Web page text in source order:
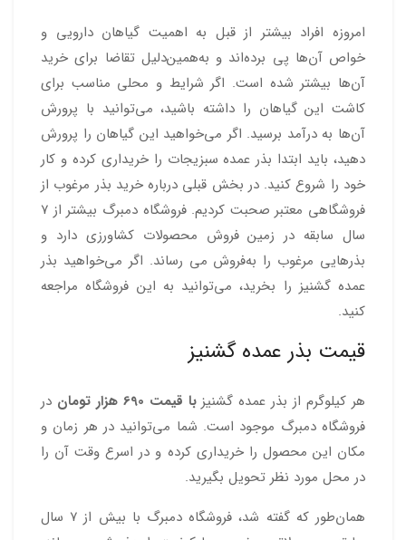
امروزه افراد بیشتر از قبل به اهمیت گیاهان دارویی و
خواص آن‌ها پی برده‌اند و به‌همین‌دلیل تقاضا برای خرید
آن‌ها بیشتر شده است. اگر شرایط و محلی مناسب برای
کاشت این گیاهان را داشته باشید، می‌توانید با پرورش
آن‌ها به درآمد برسید. اگر می‌خواهید این گیاهان را پرورش
دهید، باید ابتدا بذر عمده سبزیجات را خریداری کرده و کار
خود را شروع کنید. در بخش قبلی درباره خرید بذر مرغوب از
فروشگاهی معتبر صحبت کردیم. فروشگاه دمبرگ بیشتر از ۷
سال سابقه در زمین فروش محصولات کشاورزی دارد و
بذرهایی مرغوب را به‌فروش می رساند. اگر می‌خواهید بذر
عمده گشنیز را بخرید، می‌توانید به این فروشگاه مراجعه
کنید.
قیمت بذر عمده گشنیز
هر کیلوگرم از بذر عمده گشنیزبا قیمت 690 هزار تومان
در
فروشگاه دمبرگ موجود است. شما می‌توانید در هر زمان و
مکان این محصول را خریداری کرده و در اسرع وقت آن را
در محل مورد نظر تحویل بگیرید.
همان‌طور که گفته شد، فروشگاه دمبرگ با بیش از ۷ سال